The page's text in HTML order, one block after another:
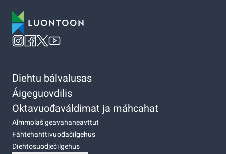
Diehtu bálvalusas
Áigeguovdilis
Oktavuođaváldimat ja máhcahat
Almmolaš geavahaneavttut
Fáhtehahttivuođačilgehus
Diehtosuodječilgehus